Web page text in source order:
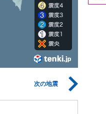
次の地震